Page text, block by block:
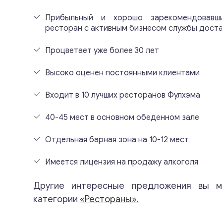
Прибыльный и хорошо
ресторан с активным бизнесом службы
Процветает уже более 30 лет
Высоко оценен постоянными клиентами
Входит в 10 лучших ресторанов Фулхэма
40-45 мест в основном обеденном зале
Отдельная барная зона на 10-12 мест
Имеется лицензия на продажу алкоголя
Другие интересные предложения вы
категории «Рестораны».